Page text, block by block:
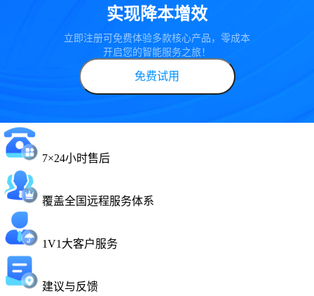
实现降本增效
立即注册可免费体验多款核心产品，零成本
开启您的智能服务之旅！
免费试用
7×24小时售后
覆盖全国远程服务体系
1V1大客户服务
建议与反馈